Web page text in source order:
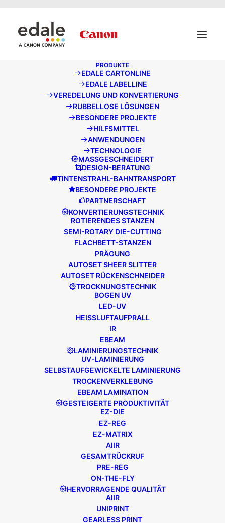
PRODUKTE
EDALE CARTONLINE
EDALE LABELLINE
VEREDELUNG UND KONVERTIERUNG
RUBBELLOSE LÖSUNGEN
BESONDERE PROJEKTE
HILFSMITTEL
ANWENDUNGEN
TECHNOLOGIE
MASSGESCHNEIDERT
DESIGN-BERATUNG
TINTENSTRAHL-BAHNTRANSPORT
BESONDERE PROJEKTE
PARTNERSCHAFT
KONVERTIERUNGSTECHNIK
ROTIERENDES STANZEN
SEMI-ROTARY DIE-CUTTING
FLACHBETT-STANZEN
PRÄGUNG
AUTOSET SHEER SLITTER
AUTOSET RÜCKENSCHNEIDER
TROCKNUNGSTECHNIK
BOGEN UV
LED-UV
HEISSLUFTAUFPRALL
IR
EBEAM
LAMINIERUNGSTECHNIK
UV-LAMINIERUNG
SELBSTAUFGEWICKELTE LAMINIERUNG
TROCKENVERKLEBUNG
EBEAM LAMINATION
GESTEIGERTE PRODUKTIVITÄT
EZ-DIE
EZ-REG
EZ-MATRIX
AIIR
GESAMTRÜCKRUF
PRE-REG
ON-THE-FLY
HERVORRAGENDE QUALITÄT
AIIR
UNIPRINT
GEARLESS PRINT
WIR FERTIGEN
FLEXODRUCK- UND
CONVERTING-
FÜR DIE
Reelvision Druck
Das in Lancashire (UK) ansässige
Unternehmen Reelvision produziert und
beliefert den Pharma-, Gesundheits-,
Körperpflege- und FMCG-Kartonmarkt....
details and any questions.